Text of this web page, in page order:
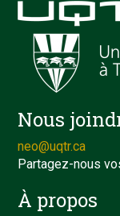
Nous
neo@uqtr.ca
Partagez-nous
À propos